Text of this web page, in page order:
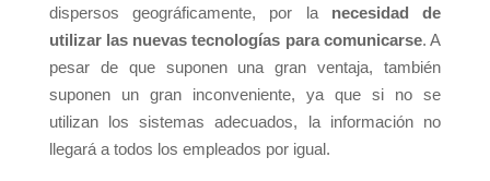
dispersos geográficamente, por la necesidad de
utilizar las nuevas tecnologías para comunicarse. A
pesar de que suponen una gran ventaja, también
suponen un gran inconveniente, ya que si no se
utilizan los sistemas adecuados, la información no
llegará a todos los empleados por igual.